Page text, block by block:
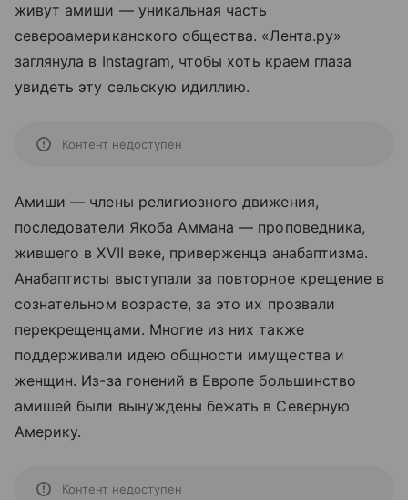
живут амиши — уникальная часть
североамериканского общества. «Лента.ру»
заглянула в Instagram, чтобы хоть краем глаза
увидеть эту сельскую идиллию.
Контент недоступен
Амиши — члены религиозного движения,
последователи Якоба Аммана — проповедника,
жившего в XVII веке, приверженца анабаптизма.
Анабаптисты выступали за повторное крещение в
сознательном возрасте, за это их прозвали
перекрещенцами. Многие из них также
поддерживали идею общности имущества и
женщин. Из-за гонений в Европе большинство
амишей были вынуждены бежать в Северную
Америку.
Контент недоступен